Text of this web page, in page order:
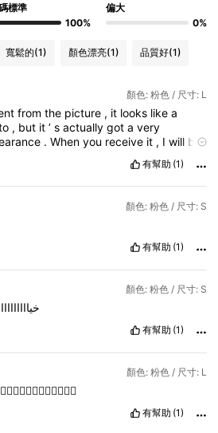
標準
100%
偏大
0%
寬鬆的(1) 顏色漂亮(1) 品質好(1)
顏色: 粉色 / 尺寸: L
fromthe picture , it looks likea
, but it’sactuallygotavery
.Whenyou receive it , Iwill be
有幫助 (1)
顏色: 粉色 / 尺寸: S
有幫助 (1)
顏色: 粉色 / 尺寸: S
有幫助 (1)
顏色: 粉色 / 尺寸: L
有幫助 (1)